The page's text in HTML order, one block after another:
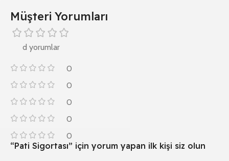
Müşteri Yorumları
d yorumlar
0
0
0
0
0
“Pati Sigortası” için yorum yapan ilk kişi siz olun